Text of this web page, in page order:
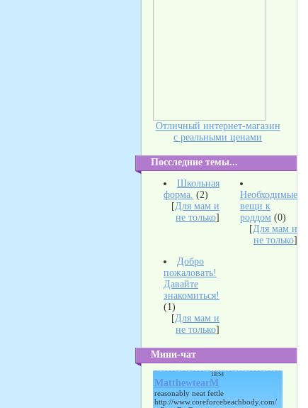
Отличный интернет-магазин
с реальными ценами
Посследние темы...
Школьная
форма. (2)
[Для мам и
не только]
Необходимые
вещи к
роддом (0)
[Для мам и
не только]
Добро
пожаловать!
Давайте
знакомиться!
(1)
[Для мам и
не только]
Мини-чат